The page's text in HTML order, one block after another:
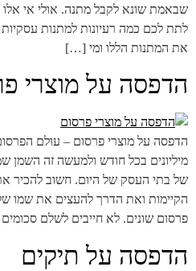
שבאמת שונא לקבל מתנה. אולי אי אלו
לתת לכם כמה רעיונות למתנות עסקיות
את המתנות הללו ומי […]
הדפסה על מוצרי
הדפסה על מוצרי פרסום – עולם
מיליונים בכל חודש ולמעשה זה השמן
של בתי העסק של היום. חשוב להכיר
הקיימות ואת הדרך להעצים את שמו
פרסום שונים. לא חייבים לשלם
הדפסה על תיקים